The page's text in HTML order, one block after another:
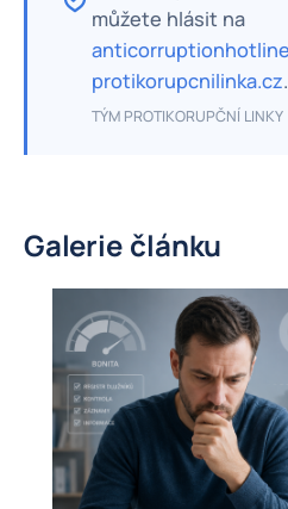
můžete hlásit na
protikorupcnilinka.cz.
TÝM PROTIKORUPČNÍ LINKY
Galerie článku